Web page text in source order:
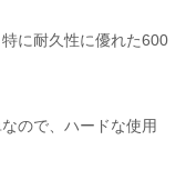
に耐久性に優れた600
ので、ハードな使用